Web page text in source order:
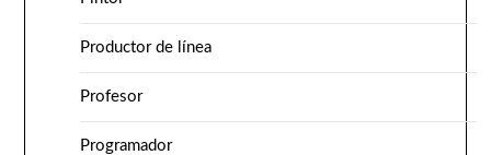
Productor de línea
Profesor
Programador